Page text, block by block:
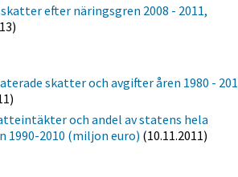
efter näringsgren 2008 - 2011,
skatter och avgifter åren 1980 -
och andel av statens hela
2010 (miljon euro) (10.11.2011)